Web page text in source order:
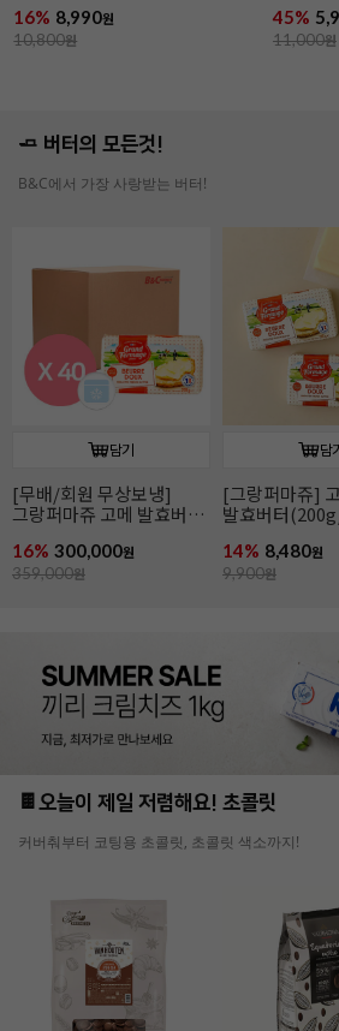
16% 8,990원
10,800원
45%
11,000원
🧈 버터의 모든것!
B&C에서 가장 사랑받는 버터!
담기
[무배]앵커FP 락틱버터
(454g*20개입/발효버터)
26% 139,800원
189,000원
담
앵커FP락틱버
발효버터)
21% 6,990원
8,900원
🍫오늘이 제일 저렴해요! 초콜릿
커버춰부터 코팅용 초콜릿, 초콜릿 색소까지!